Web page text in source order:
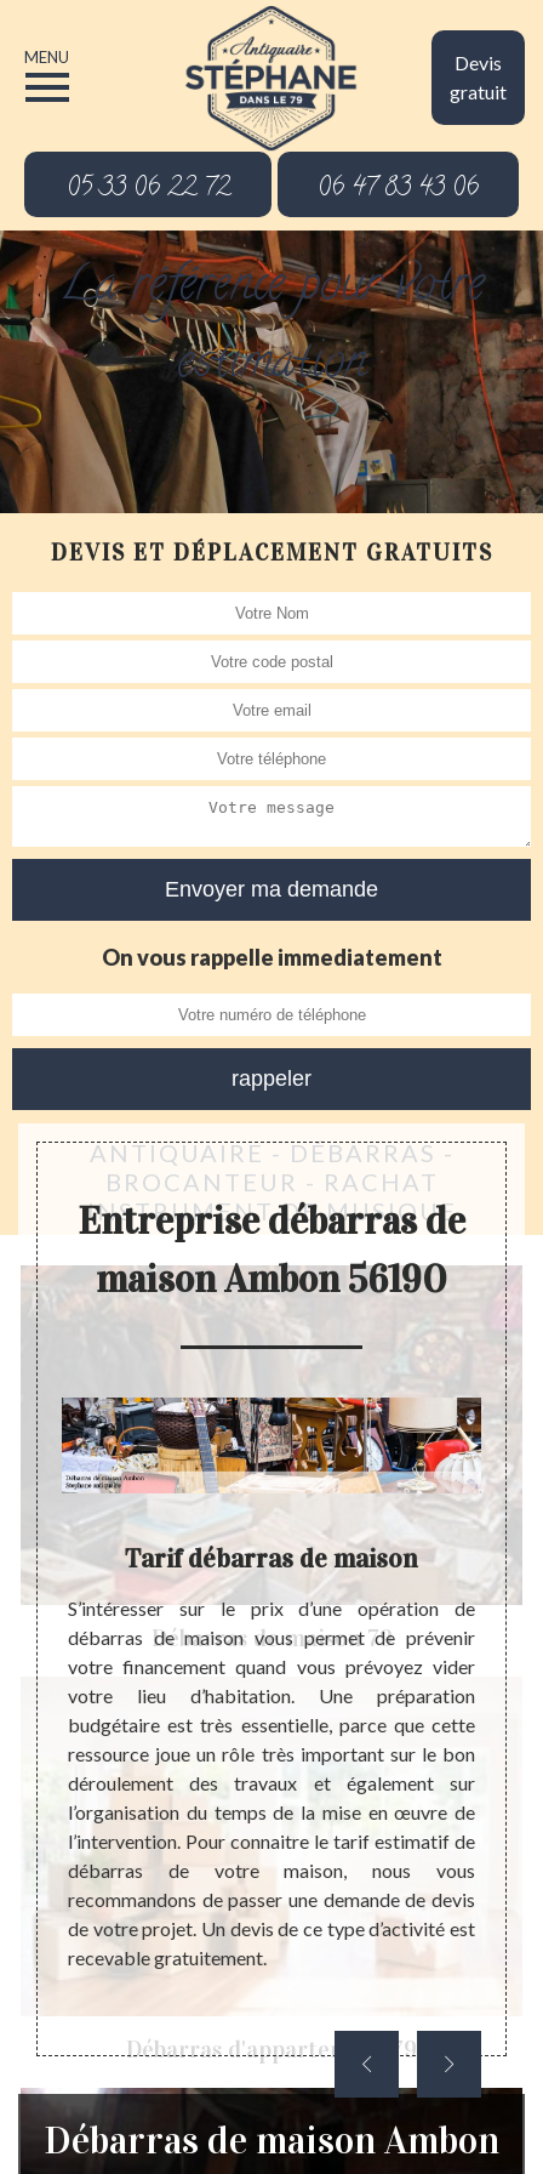
Devis
gratuit
MENU
05 33 06 22 72 06 47 83 43 06
La référence pour votre
estimation
DEVIS ET DÉPLACEMENT GRATUITS
On vous rappelle immediatement
ANTIQUAIRE - DÉBARRAS -
BROCANTEUR - RACHAT
INSTRUMENT DE MUSIQUE
Débarras de maison 79
Débarras d'appartement 79
Entreprise débarras de
maison Ambon 56190
côté
qui
des
à
le
Tarif débarras de maison
S’intéresser sur le prix d’une opération de
débarras de maison vous permet de prévenir
votre financement quand vous prévoyez vider
votre lieu d’habitation. Une préparation
budgétaire est très essentielle, parce que cette
ressource joue un rôle très important sur le bon
déroulement des travaux et également sur
l’organisation du temps de la mise en œuvre de
l’intervention. Pour connaitre le tarif estimatif de
débarras de votre maison, nous vous
recommandons de passer une demande de devis
de votre projet. Un devis de ce type d’activité est
recevable gratuitement.
Avant
de
de
aux
Débarras de maison Ambon